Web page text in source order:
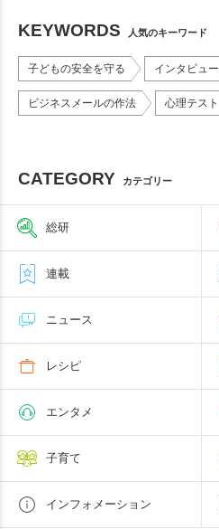
KEYWORDS 人気のキーワード
子どもの安全を守る インタビュー
ビジネスメールの作法 心理テスト
CATEGORY カテゴリー
総研
連載
ニュース
レシピ
エンタメ
子育て
インフォメーション